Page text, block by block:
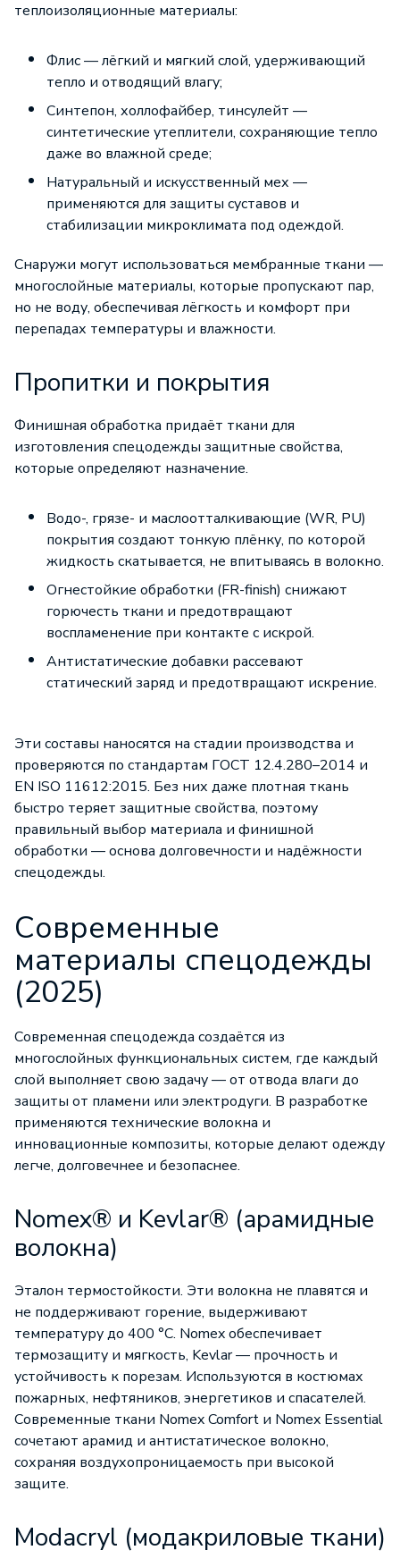
теплоизоляционные материалы:
Флис — лёгкий и мягкий слой, удерживающий
тепло и отводящий влагу;
Синтепон, холлофайбер, тинсулейт —
синтетические утеплители, сохраняющие тепло
даже во влажной среде;
Натуральный и искусственный мех —
применяются для защиты суставов и
стабилизации микроклимата под одеждой.
Снаружи могут использоваться мембранные ткани —
многослойные материалы, которые пропускают пар,
но не воду, обеспечивая лёгкость и комфорт при
перепадах температуры и влажности.
Пропитки и покрытия
Финишная обработка придаёт ткани для
изготовления спецодежды защитные свойства,
которые определяют назначение.
Водо-, грязе- и маслоотталкивающие (WR, PU)
покрытия создают тонкую плёнку, по которой
жидкость скатывается, не впитываясь в волокно.
Огнестойкие обработки (FR-finish) снижают
горючесть ткани и предотвращают
воспламенение при контакте с искрой.
Антистатические добавки рассевают
статический заряд и предотвращают искрение.
Эти составы наносятся на стадии производства и
проверяются по стандартам ГОСТ 12.4.280–2014 и
EN ISO 11612:2015. Без них даже плотная ткань
быстро теряет защитные свойства, поэтому
правильный выбор материала и финишной
обработки — основа долговечности и надёжности
спецодежды.
Современные
материалы спецодежды
(2025)
Современная спецодежда создаётся из
многослойных функциональных систем, где каждый
слой выполняет свою задачу — от отвода влаги до
защиты от пламени или электродуги. В разработке
применяются технические волокна и
инновационные композиты, которые делают одежду
легче, долговечнее и безопаснее.
Nomex® и Kevlar® (арамидные
волокна)
Эталон термостойкости. Эти волокна не плавятся и
не поддерживают горение, выдерживают
температуру до 400 °C. Nomex обеспечивает
термозащиту и мягкость, Kevlar — прочность и
устойчивость к порезам. Используются в костюмах
пожарных, нефтяников, энергетиков и спасателей.
Современные ткани Nomex Comfort и Nomex Essential
сочетают арамид и антистатическое волокно,
сохраняя воздухопроницаемость при высокой
защите.
Modacryl (модакриловые ткани)